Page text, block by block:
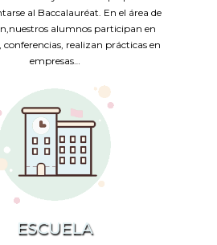
al Baccalauréat. En el área de
alumnos participan en
conferencias, realizan prácticas en
empresas…
ESCUELA